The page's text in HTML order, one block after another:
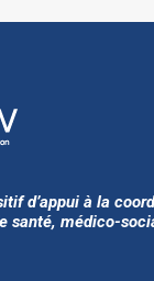
d’appui à la
santé, médico-